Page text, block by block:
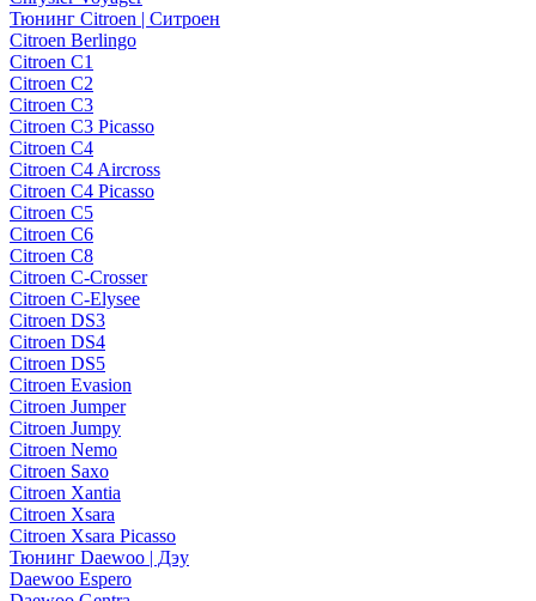
Тюнинг Citroen | Ситроен
Citroen Berlingo
Citroen C1
Citroen C2
Citroen C3
Citroen C3 Picasso
Citroen C4
Citroen C4 Aircross
Citroen C4 Picasso
Citroen C5
Citroen C6
Citroen C8
Citroen C-Crosser
Citroen C-Elysee
Citroen DS3
Citroen DS4
Citroen DS5
Citroen Evasion
Citroen Jumper
Citroen Jumpy
Citroen Nemo
Citroen Saxo
Citroen Xantia
Citroen Xsara
Citroen Xsara Picasso
Тюнинг Daewoo | Дэу
Daewoo Espero